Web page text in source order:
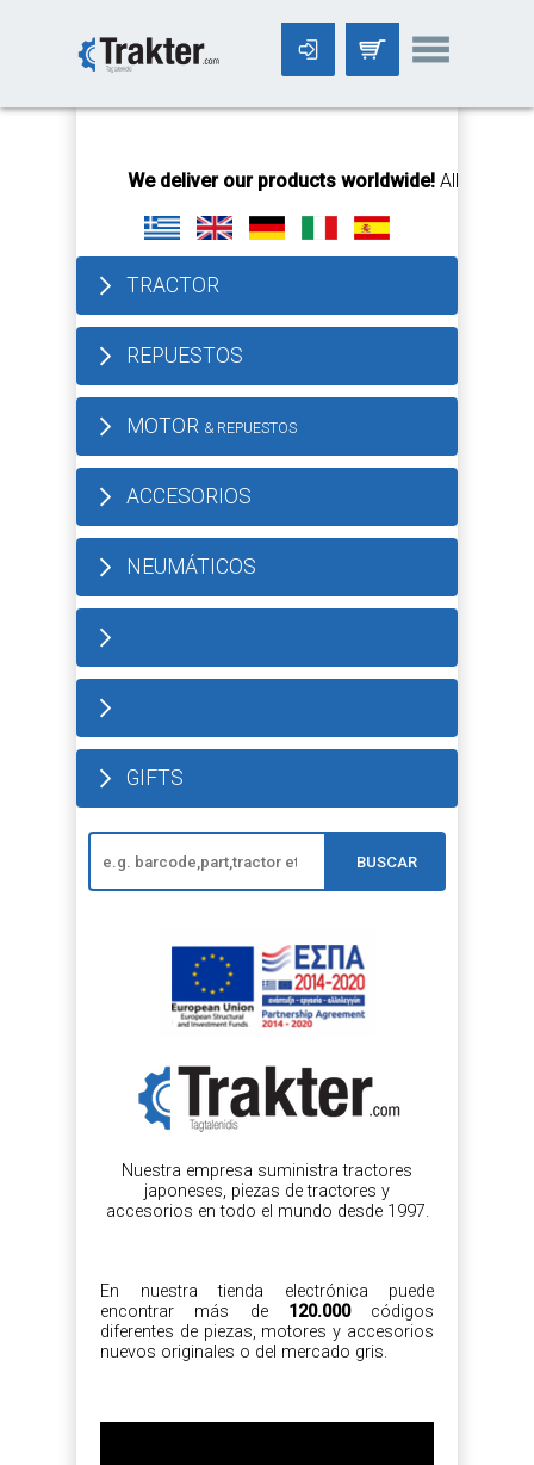
We deliver our products worldwide!All orders Until
TRACTOR
REPUESTOS
MOTOR & REPUESTOS
ACCESORIOS
NEUMÁTICOS
GIFTS
BUSCAR
Nuestra empresa suministra tractores
japoneses, piezas de tractores y
accesorios en todo el mundo desde 1997.
En nuestra tienda electrónica puede
encontrar más de 120.000códigos
diferentes de piezas, motores y accesorios
nuevos originales o del mercado gris.